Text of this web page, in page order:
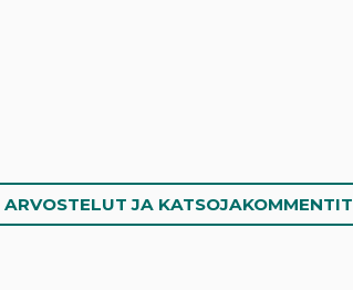
ARVOSTELUT JA KATSOJAKOMMENTIT